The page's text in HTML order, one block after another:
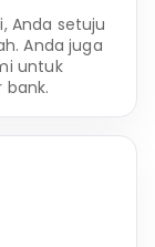
Anda setuju
Anda juga
untuk